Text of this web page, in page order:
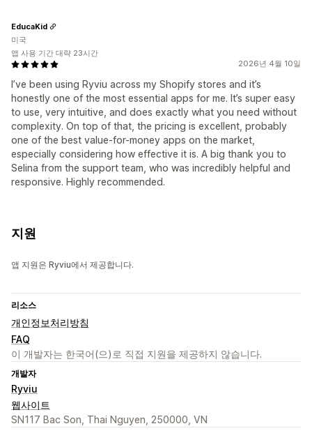
2026년 4월 10일
I’ve been using Ryviu across my Shopify stores and it’s
honestly one of the most essential apps for me. It’s super easy
to use, very intuitive, and does exactly what you need without
complexity. On top of that, the pricing is excellent, probably
one of the best value-for-money apps on the market,
especially considering how effective it is. A big thank you to
Selina from the support team, who was incredibly helpful and
responsive. Highly recommended.
EducaKid
미국
앱 사용 기간 대략 23시간
지원
앱 지원은 Ryviu에서 제공합니다.
리소스
개인정보처리방침
FAQ
이 개발자는 한국어(으)로 직접 지원을 제공하지 않습니다.
개발자
Ryviu
웹사이트
SN117 Bac Son, Thai Nguyen, 250000, VN